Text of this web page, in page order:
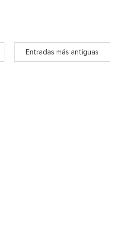
Entradas más antiguas